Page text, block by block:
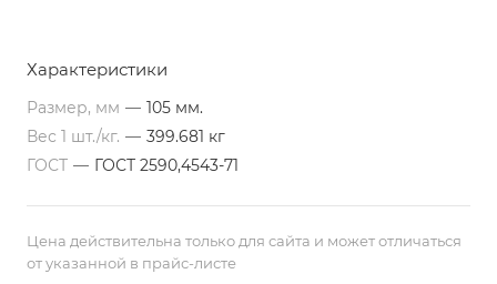
Характеристики
Размер, мм — 105 мм.
Вес 1 шт./кг. — 399.681 кг
ГОСТ — ГОСТ 2590,4543-71
Цена действительна только для сайта и может отличаться
от указанной в прайс-листе